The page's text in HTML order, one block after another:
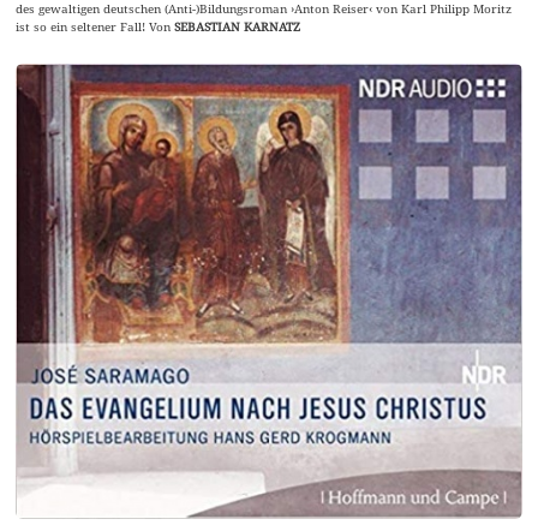
des gewaltigen deutschen (Anti-)Bildungsroman ›Anton Reiser‹ von Karl Philipp Moritz
ist so ein seltener Fall! VonSEBASTIAN KARNATZ